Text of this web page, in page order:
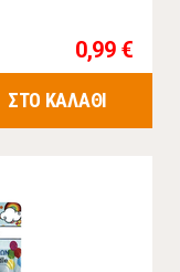
0,99 €
ΣΤΟ ΚΑΛΑΘΙ